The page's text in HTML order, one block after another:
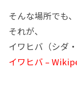
そんな場所でも
それが、
イワヒバ（シダ
イワヒバ –